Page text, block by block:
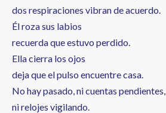
dos respiraciones vibran de acuerdo.
Él roza sus labios
recuerda que estuvo perdido.
Ella cierra los ojos
deja que el pulso encuentre casa.
No hay pasado, ni cuentas pendientes,
ni relojes vigilando.